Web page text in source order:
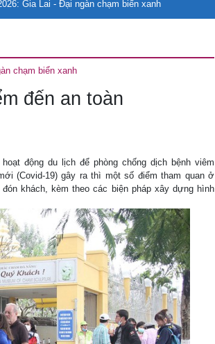
Gia Lai - Đại ngàn chạm biển xanh
chạm biển xanh
đến an toàn
động du lịch để phòng chống dịch bệnh viêm
(Covid-19) gây ra thì một số điểm tham quan ở
khách, kèm theo các biện pháp xây dựng hình